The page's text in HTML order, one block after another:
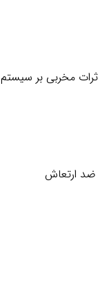
تجاوز نماید اثرات مخربی بر سیستم
ارتعاش